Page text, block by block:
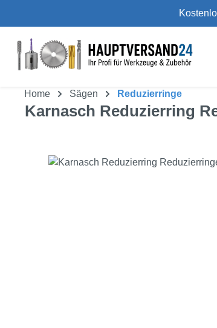
Home Sägen Reduzierringe
Karnasch Reduzierring
Bildergalerie überspringen